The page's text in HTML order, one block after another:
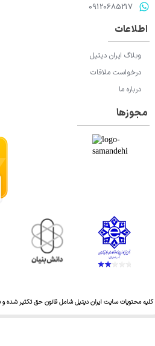
محتویات سایت ایران دیتیل شامل قانون حق تکثیر شده
​​​​​​​09120685217​​​​​​​
اطلاعات
وبلاگ ایران دیتیل
درخواست ملاقات
درباره ما
مجوزها